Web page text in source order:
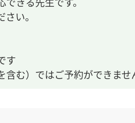
い。
す
む）ではご予約ができませ